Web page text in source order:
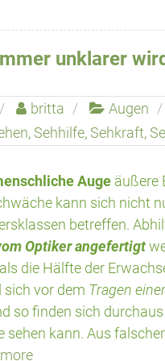
unklarer wird
britta Augen
, Sehhilfe, Sehkraft,
Auge äußere
kann sich nicht
betreffen.
Optiker angefertigt
die Hälfte der
vor dem Tragen
so finden sich
sehen kann. Aus